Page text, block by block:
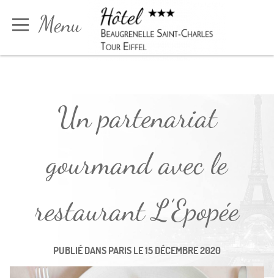
Menu
Réserver
Un partenariat
gourmand avec le
restaurant L’Epopée
PUBLIÉ DANSPARISLE15 DÉCEMBRE 2020
Panneau de gestion des cookies